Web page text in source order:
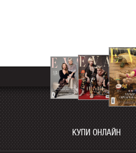
КУПИ ОНЛАЙН